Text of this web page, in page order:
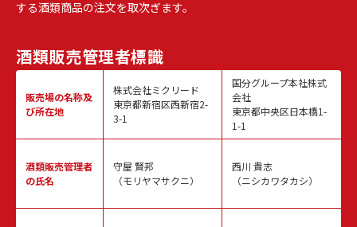
する酒類商品の注文を取次ぎます。
酒類販売管理者標識
販売場の名称及
び所在地
酒類販売管理者
の氏名
株式会社ミクリード
東京都新宿区西新宿2-
3-1
守屋 賢邦
（モリヤマサクニ）
国分グループ本社株式
会社
東京都中央区日本橋1-
1-1
西川 貴志
（ニシカワタカシ）